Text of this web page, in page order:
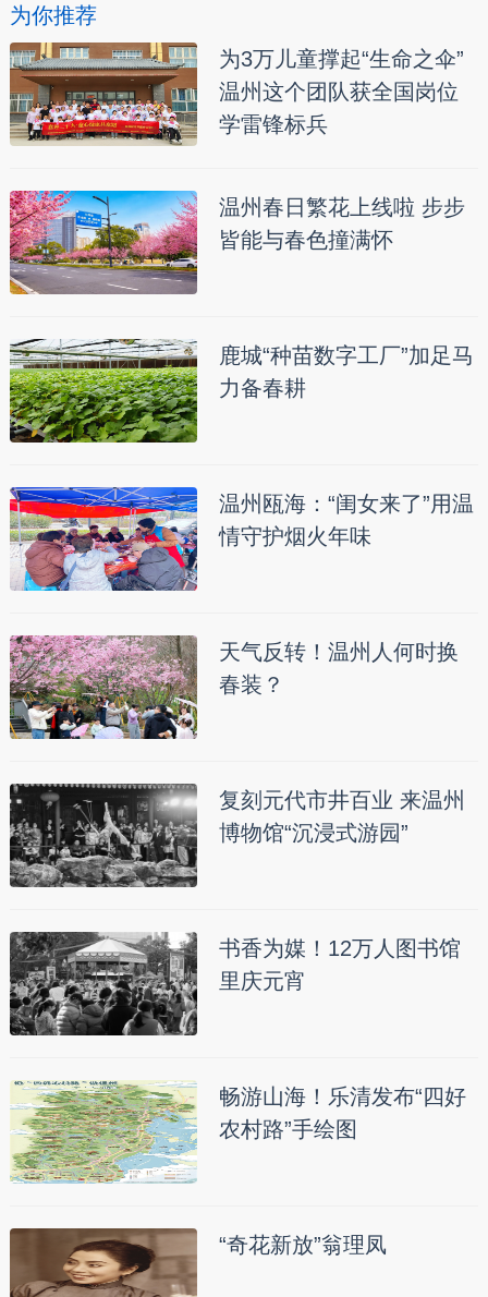
为你推荐
为3万儿童撑起“生命之伞”
温州这个团队获全国岗位
学雷锋标兵
温州春日繁花上线啦 步步
皆能与春色撞满怀
鹿城“种苗数字工厂”加足马
力备春耕
温州瓯海：“闺女来了”用温
情守护烟火年味
天气反转！温州人何时换
春装？
复刻元代市井百业 来温州
博物馆“沉浸式游园”
书香为媒！12万人图书馆
里庆元宵
畅游山海！乐清发布“四好
农村路”手绘图
“奇花新放”翁理凤